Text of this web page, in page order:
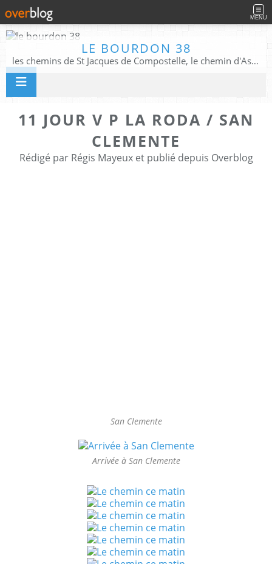
MENU
LE BOURDON 38
les chemins de St Jacques de Compostelle, le chemin d'Assise, La Voie Francigena, et autres chemins ........
11 JOUR V P LA RODA / SAN
CLEMENTE
Rédigé par Régis Mayeux et publié depuis Overblog
San Clemente
Arrivée à San Clemente